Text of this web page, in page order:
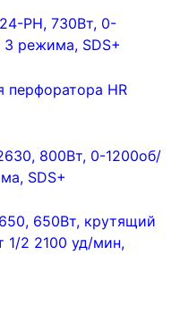
PН, 730Вт, 0-
режима, SDS+
перфоратора HR
800Вт, 0-1200об/
SDS+
650Вт, крутящий
1/2 2100 уд/мин,